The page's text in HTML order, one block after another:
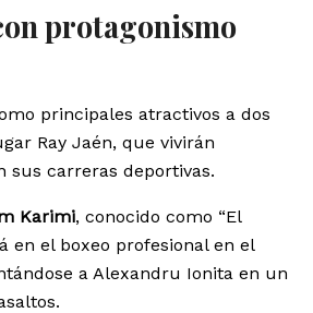
protagonismo
principales atractivos a dos
Ray Jaén, que vivirán
sus carreras deportivas.
Karimi, conocido como “El
en el boxeo profesional en el
a Alexandru Ionita en un